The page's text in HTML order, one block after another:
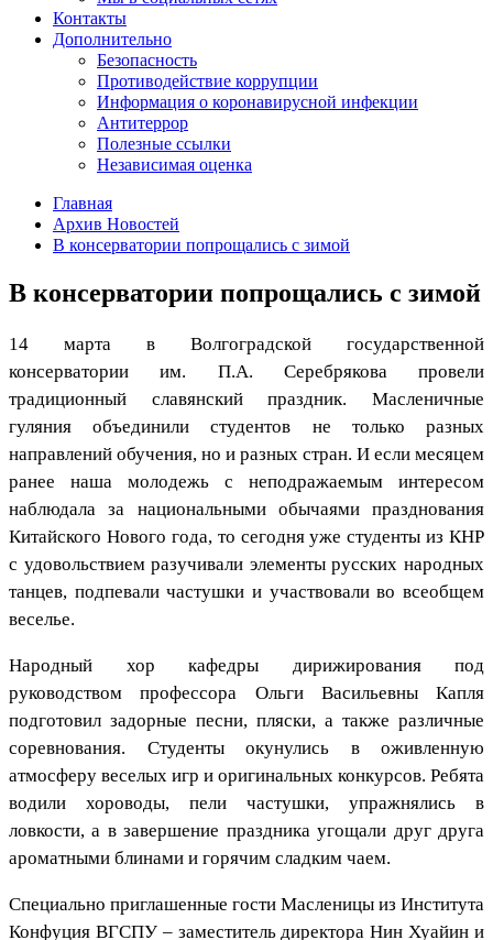
Контакты
Дополнительно
Безопасность
Противодействие коррупции
Информация о коронавирусной инфекции
Антитеррор
Полезные ссылки
Независимая оценка
Главная
Архив Новостей
В консерватории попрощались с зимой
В консерватории попрощались с зимой
14 марта в Волгоградской государственной
консерватории им. П.А. Серебрякова провели
традиционный славянский праздник. Масленичные
гуляния объединили студентов не только разных
направлений обучения, но и разных стран. И если месяцем
ранее наша молодежь с неподражаемым интересом
наблюдала за национальными обычаями празднования
Китайского Нового года, то сегодня уже студенты из КНР
с удовольствием разучивали элементы русских народных
танцев, подпевали частушки и участвовали во всеобщем
веселье.
Народный хор кафедры дирижирования под
руководством профессора Ольги Васильевны Капля
подготовил задорные песни, пляски, а также различные
соревнования. Студенты окунулись в оживленную
атмосферу веселых игр и оригинальных конкурсов. Ребята
водили хороводы, пели частушки, упражнялись в
ловкости, а в завершение праздника угощали друг друга
ароматными блинами и горячим сладким чаем.
Специально приглашенные гости Масленицы из Института
Конфуция ВГСПУ – заместитель директора Нин Хуайин и